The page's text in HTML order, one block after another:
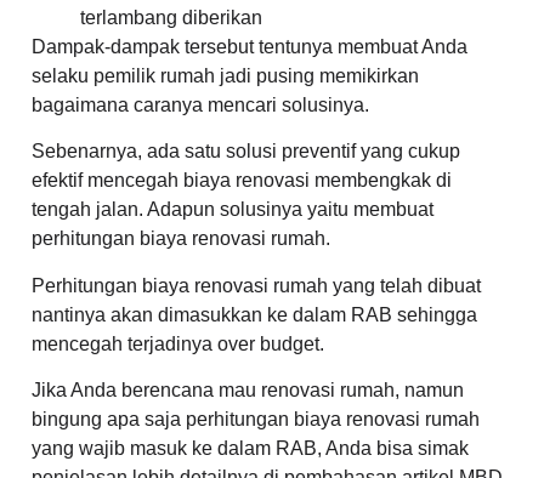
terlambang diberikan
Dampak-dampak tersebut tentunya membuat Anda
selaku pemilik rumah jadi pusing memikirkan
bagaimana caranya mencari solusinya.
Sebenarnya, ada satu solusi preventif yang cukup
efektif mencegah biaya renovasi membengkak di
tengah jalan. Adapun solusinya yaitu membuat
perhitungan biaya renovasi rumah.
Perhitungan biaya renovasi rumah yang telah dibuat
nantinya akan dimasukkan ke dalam RAB sehingga
mencegah terjadinya over budget.
Jika Anda berencana mau renovasi rumah, namun
bingung apa saja perhitungan biaya renovasi rumah
yang wajib masuk ke dalam RAB, Anda bisa simak